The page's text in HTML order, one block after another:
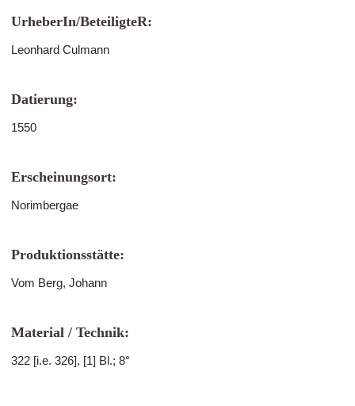
UrheberIn/BeteiligteR:
Leonhard Culmann
Datierung:
1550
Erscheinungsort:
Norimbergae
Produktionsstätte:
Vom Berg, Johann
Material / Technik:
322 [i.e. 326], [1] Bl.; 8°